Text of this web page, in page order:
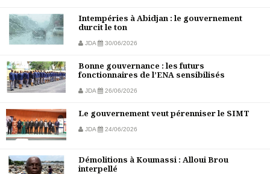
Intempéries à Abidjan : le gouvernement
durcit le ton
JDA 30/06/2026
Bonne gouvernance : les futurs
fonctionnaires de l’ENA sensibilisés
JDA 26/06/2026
Le gouvernement veut pérenniser le SIMT
JDA 24/06/2026
Démolitions à Koumassi : Alloui Brou
interpellé